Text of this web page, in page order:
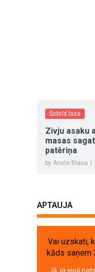
Šobrīd lasa
Zivju asaku
masas
patēriņa
by Anete Blaua |
APTAUJA
Vai uzskati,
kāds saņem
Jā, ja viņš